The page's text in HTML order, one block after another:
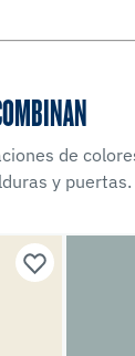
de
y puertas.